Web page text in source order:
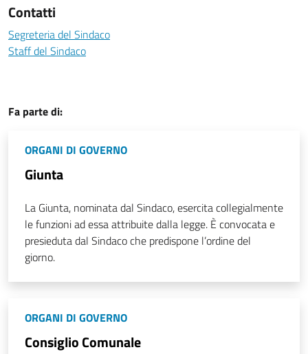
Contatti
Segreteria del Sindaco
Staff del Sindaco
Fa parte di:
ORGANI DI GOVERNO
Giunta
La Giunta, nominata dal Sindaco, esercita collegialmente
le funzioni ad essa attribuite dalla legge. È convocata e
presieduta dal Sindaco che predispone l’ordine del
giorno.
ORGANI DI GOVERNO
Consiglio Comunale